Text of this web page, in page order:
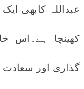
عبداللہ کابھی
کھینچا ہے۔اس
گذاری اور